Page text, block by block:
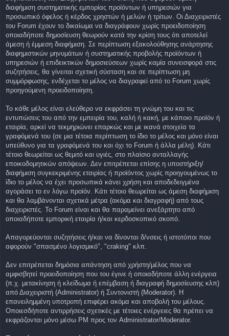
διαφήμιση συστηματικής εμπορίας προϊόντων ή υπηρεσιών για
προσωπικό όφελος ή κέρδος χρηστών ή μελών ή τρίτων. Οι Διαχειριστές
του Forum έχουν το δικαίωμα να διαγράφουν χωρίς προειδοποίηση
οποιαδήποτε δημοσίευση θεωρούν κατά την κρίση τους ότι αποτελεί
άμεση ή έμμεση διαφήμιση. Σε περίπτωση εξακολούθησης ανάρτησης
διαφημιστικών μηνυμάτων ή συστηματικής προβολής προϊόντων ή
υπηρεσιών ή επιδεικτικών δημοσιεύσεων χωρίς καμία συνεισφορά στις
συζητήσεις, θα γίνειται σχετική σύσταση και σε περίπτωση μη
συμμόρφωσης, ενδέχεται το μέλος να διαγραφεί από το Forum χωρίς
προηγούμενη προειδοποίηση.
Το κάθε μέλος είναι ελεύθερο να εκφράσει τη γνώμη του και τις
εντυπώσεις του από την εμπειρία του, καλή ή κακή, με κάποιο προϊόν ή
εταιρία, αρκεί να τεκμηριώνει επαρκώς και με ικανά στοιχεία τα
γραφόμενά του (σε μια τέτοια περίπτωση το ίδιο το μέλος και μόνο είναι
υπεύθυνο για τα γραφόμενά του και όχι το Forum ή άλλα μέλη). Κάτι
τέτοιο θεωρείται ως θεμιτό και υγιές, στο πλαίσιο ανταλλαγής
εποικοδομητικών απόψεων. Δεν επιτρέπεται επίσης η υποστήριξη/
διαφήμιση συγκεκριμένης εταιρίας ή προϊόντος χωρίς προηγουμένως το
ίδιο το μέλος να έχει προσωπικά κάνει χρήση και αποδεδειγμένα
αγοράσει το εν λόγω προϊόν. Κάτι τέτοιο θεωρείται ως άμεση διαφήμιση
και θα λαμβάνονται σχετικά μέτρα (ακόμα και διαγραφή) από τους
διαχειριστές. Το Forum είναι και θα παραμείνει ανεξάρτητο από
οποιαδήποτε εμπορική εταιρία ή/και κερδοσκοπικό σκοπό.
Απαγορεύονται συζητήσεις ή/και να δίνονται δ/νσεις ή ιστοτόποι που
αφορούν "σπασμένο λογισμικό", "craking" κλπ.
Δεν επιτρέπεται δημόσια απάντηση από χρήστη/μέλος που να
αμφισβητεί προειδοποίηση που του έγινε ή οποιαδήποτε άλλη ενέργεια
(π.χ. μετακίνηση ή κλείδωμα ή επέμβαση ή διαγραφή δημοσίευσης κλπ)
από Διαχειριστή (Administrator) ή Συντονιστή (Moderator). Η
επανειλημμένη υποτροπή επιφέρει ακόμα και αποβολή του μέλους.
Οποιεσδήποτε αντιρρήσεις σχετικές με τέτοιες ενέργειες θα πρέπει να
εκφράζονται μόνο μέσω PM προς τον Administrator/Moderator.